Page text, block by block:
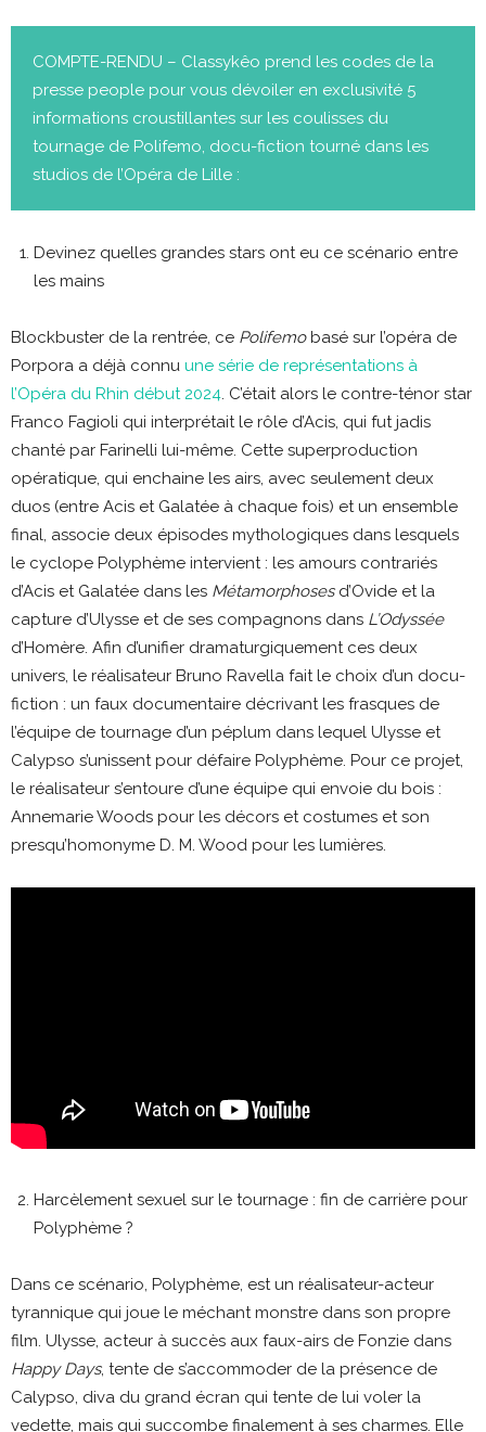
COMPTE-RENDU – Classykêo prend les codes de la
presse people pour vous dévoiler en exclusivité 5
informations croustillantes sur les coulisses du
tournage de Polifemo, docu-fiction tourné dans les
studios de l’Opéra de Lille :
Devinez quelles grandes stars ont eu ce scénario entre
les mains
Blockbuster de la rentrée, ce Polifemobasé sur l’opéra de
Porpora a déjà connu une série de représentations à
l’Opéra du Rhin début 2024. C’était alors le contre-ténor star
Franco Fagioli qui interprétait le rôle d’Acis, qui fut jadis
chanté par Farinelli lui-même. Cette superproduction
opératique, qui enchaine les airs, avec seulement deux
duos (entre Acis et Galatée à chaque fois) et un ensemble
final, associe deux épisodes mythologiques dans lesquels
le cyclope Polyphème intervient : les amours contrariés
d’Acis et Galatée dans les Métamorphosesd’Ovide et la
capture d’Ulysse et de ses compagnons dans L’Odyssée
d’Homère. Afin d’unifier dramaturgiquement ces deux
univers, le réalisateur Bruno Ravella fait le choix d’un docu-
fiction : un faux documentaire décrivant les frasques de
l’équipe de tournage d’un péplum dans lequel Ulysse et
Calypso s’unissent pour défaire Polyphème. Pour ce projet,
le réalisateur s’entoure d’une équipe qui envoie du bois :
Annemarie Woods pour les décors et costumes et son
presqu’homonyme D. M. Wood pour les lumières.
Harcèlement sexuel sur le tournage : fin de carrière pour
Polyphème ?
Dans ce scénario, Polyphème, est un réalisateur-acteur
tyrannique qui joue le méchant monstre dans son propre
film. Ulysse, acteur à succès aux faux-airs de Fonzie dans
Happy Days, tente de s’accommoder de la présence de
Calypso, diva du grand écran qui tente de lui voler la
vedette, mais qui succombe finalement à ses charmes. Elle